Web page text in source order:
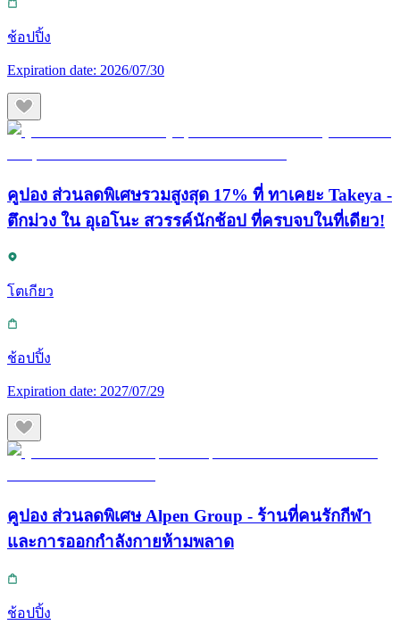
ช้อปปิ้ง
Expiration date: 2026/07/30
คูปอง ส่วนลดพิเศษรวมสูงสุด 17% ที่ ทาเคยะ Takeya -
ตึกม่วง ใน อุเอโนะ สวรรค์นักช้อป ที่ครบจบในที่เดียว!
โตเกียว
ช้อปปิ้ง
Expiration date: 2027/07/29
คูปอง ส่วนลดพิเศษ Alpen Group - ร้านที่คนรักกีฬา
และการออกกำลังกายห้ามพลาด
ช้อปปิ้ง